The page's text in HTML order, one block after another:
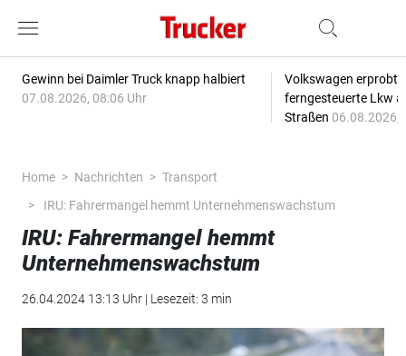
Gewinn bei Daimler Truck knapp halbiert
07.08.2026, 08:06 Uhr
Volkswagen erprobt
ferngesteuerte Lkw
Straßen 06.08.2026,
Home Nachrichten
Transport
IRU: Fahrermangel hemmt Unternehmenswachstum
IRU: Fahrermangel hemmt
Unternehmenswachstum
26.04.2024 13:13 Uhr | Lesezeit: 3 min